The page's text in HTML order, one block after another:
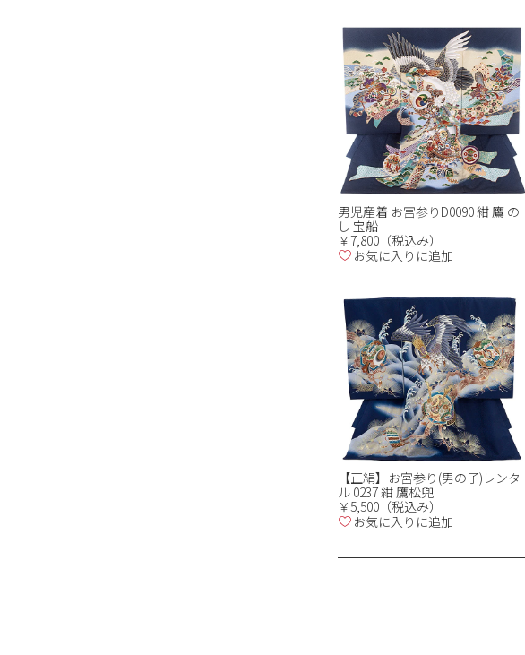
男児産着 お宮参りD0090 紺 鷹 の
し 宝船
￥7,800（税込み）
お気に入りに追加
【正絹】お宮参り(男の子)レンタ
ル 0237 紺 鷹松兜
￥5,500（税込み）
お気に入りに追加